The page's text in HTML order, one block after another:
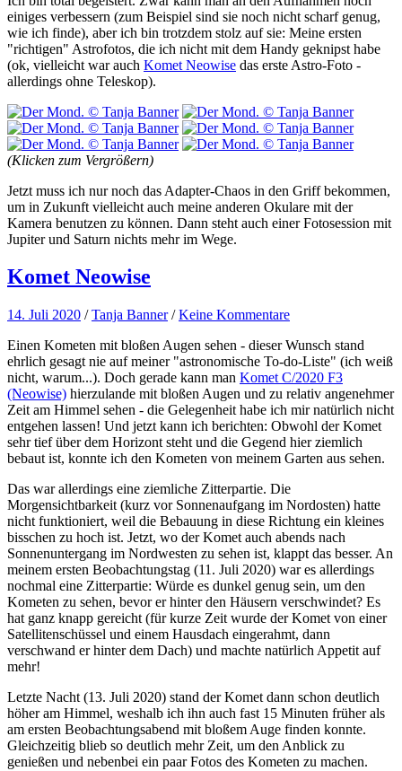
einiges verbessern (zum Beispiel sind sie noch nicht scharf genug,
wie ich finde), aber ich bin trotzdem stolz auf sie: Meine ersten
"richtigen" Astrofotos, die ich nicht mit dem Handy geknipst habe
(ok, vielleicht war auch Komet Neowise das erste Astro-Foto -
allerdings ohne Teleskop).
(Klicken zum Vergrößern)
Jetzt muss ich nur noch das Adapter-Chaos in den Griff bekommen,
um in Zukunft vielleicht auch meine anderen Okulare mit der
Kamera benutzen zu können. Dann steht auch einer Fotosession mit
Jupiter und Saturn nichts mehr im Wege.
Komet Neowise
14. Juli 2020 /Tanja Banner /Keine Kommentare
Einen Kometen mit bloßen Augen sehen - dieser Wunsch stand
ehrlich gesagt nie auf meiner "astronomische To-do-Liste" (ich weiß
nicht, warum...). Doch gerade kann man Komet C/2020 F3
(Neowise) hierzulande mit bloßen Augen und zu relativ angenehmer
Zeit am Himmel sehen - die Gelegenheit habe ich mir natürlich nicht
entgehen lassen! Und jetzt kann ich berichten: Obwohl der Komet
sehr tief über dem Horizont steht und die Gegend hier ziemlich
bebaut ist, konnte ich den Kometen von meinem Garten aus sehen.
Das war allerdings eine ziemliche Zitterpartie. Die
Morgensichtbarkeit (kurz vor Sonnenaufgang im Nordosten) hatte
nicht funktioniert, weil die Bebauung in diese Richtung ein kleines
bisschen zu hoch ist. Jetzt, wo der Komet auch abends nach
Sonnenuntergang im Nordwesten zu sehen ist, klappt das besser. An
meinem ersten Beobachtungstag (11. Juli 2020) war es allerdings
nochmal eine Zitterpartie: Würde es dunkel genug sein, um den
Kometen zu sehen, bevor er hinter den Häusern verschwindet? Es
hat ganz knapp gereicht (für kurze Zeit wurde der Komet von einer
Satellitenschüssel und einem Hausdach eingerahmt, dann
verschwand er hinter dem Dach) und machte natürlich Appetit auf
mehr!
Letzte Nacht (13. Juli 2020) stand der Komet dann schon deutlich
höher am Himmel, weshalb ich ihn auch fast 15 Minuten früher als
am ersten Beobachtungsabend mit bloßem Auge finden konnte.
Gleichzeitig blieb so deutlich mehr Zeit, um den Anblick zu
genießen und nebenbei ein paar Fotos des Kometen zu machen.